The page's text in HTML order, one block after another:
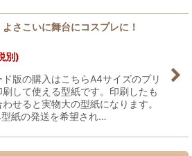
さこいに舞台にコスプレに！
別)
ド版の購入はこちらA4サイズのプリ
刷して使える型紙です。印刷したも
せると実物大の型紙になります。
紙の発送を希望され…